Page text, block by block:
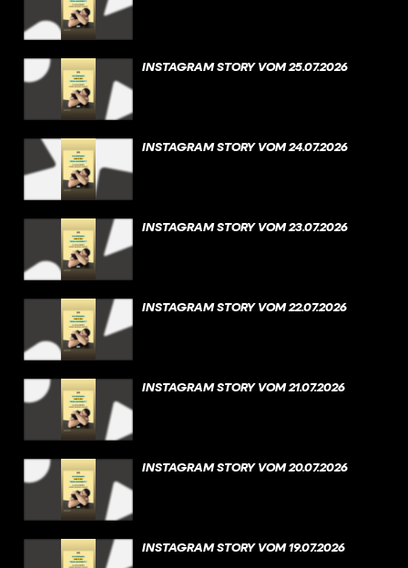
INSTAGRAM STORY VOM 25.07.2026
INSTAGRAM STORY VOM 24.07.2026
INSTAGRAM STORY VOM 23.07.2026
INSTAGRAM STORY VOM 22.07.2026
INSTAGRAM STORY VOM 21.07.2026
INSTAGRAM STORY VOM 20.07.2026
INSTAGRAM STORY VOM 19.07.2026